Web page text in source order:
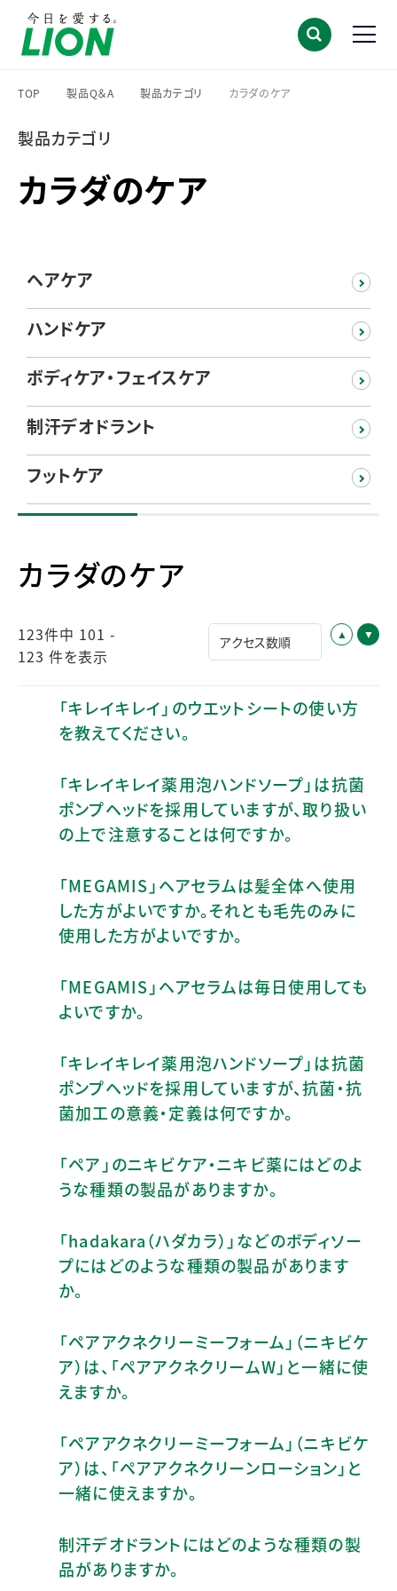
TOP
製品Q＆A
製品カテゴリ
カラダのケア
製品カテゴリ
カラダのケア
ヘアケア
ハンドケア
ボディケア・フェイスケア
制汗デオドラント
フットケア
カラダのケア
123件中 101 -
123 件を表示
「キレイキレイ」のウエットシートの使い方
を教えてください。
「キレイキレイ薬用泡ハンドソープ」は抗菌
ポンプヘッドを採用していますが、取り扱い
の上で注意することは何ですか。
「MEGAMIS」ヘアセラムは髪全体へ使用
した方がよいですか。それとも毛先のみに
使用した方がよいですか。
「MEGAMIS」ヘアセラムは毎日使用しても
よいですか。
「キレイキレイ薬用泡ハンドソープ」は抗菌
ポンプヘッドを採用していますが、抗菌・抗
菌加工の意義・定義は何ですか。
「ペア」のニキビケア・ニキビ薬にはどのよ
うな種類の製品がありますか。
「hadakara（ハダカラ）」などのボディソー
プにはどのような種類の製品があります
か。
「ペアアクネクリーミーフォーム」（ニキビケ
ア）は、「ペアアクネクリームW」と一緒に使
えますか。
「ペアアクネクリーミーフォーム」（ニキビケ
ア）は、「ペアアクネクリーンローション」と
一緒に使えますか。
制汗デオドラントにはどのような種類の製
品がありますか。